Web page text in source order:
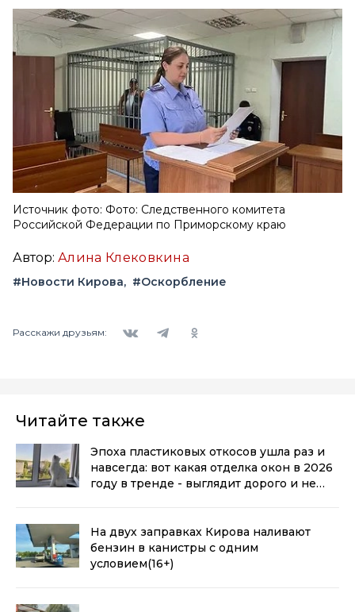
Источник фото: Фото: Следственного комитета
Российской Федерации по Приморскому краю
Автор: Алина Клековкина
#Новости Кирова #Оскорбление
Расскажи друзьям:
Читайте также
Эпоха пластиковых откосов ушла раз и
навсегда: вот какая отделка окон в 2026
году в тренде - выглядит дорого и не
На двух заправках Кирова наливают
бензин в канистры с одним
условием(16+)